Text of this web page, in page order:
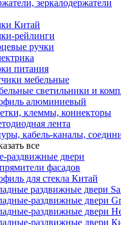
зеркалодержатели
Китай
рейлинги
ручки
питания
мебельные
светильники и
алюминиевый
клеммы, коннекторы
лента
кабель-каналы,
все
раздвижные двери
фасадов
для стекла Китай
раздвижные двери
раздвижные двери
раздвижные двери
раздвижные двери